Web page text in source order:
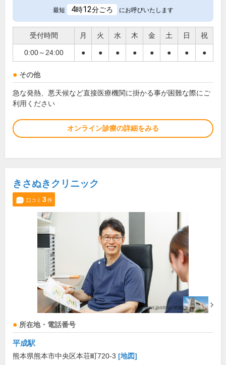
最短 4時12分ごろ にお呼びいたします
受付時間 月 火 水 木 金 土 日 祝
0:00～24:00 ● ● ● ● ● ● ● ●
その他
急な発熱、悪天候など直接医療機関に掛かる事が困難な際にご
利用ください
オンライン診療の詳細をみる
きさぬきクリニック
口コミ 3件
所在地・電話番号
平成駅
熊本県熊本市中央区本荘町720-3 [地図]